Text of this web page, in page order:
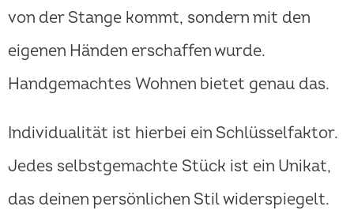
von der Stange kommt, sondern mit den
eigenen Händen erschaffen wurde.
Handgemachtes Wohnen bietet genau das.
Individualität ist hierbei ein Schlüsselfaktor.
Jedes selbstgemachte Stück ist ein Unikat,
das deinen persönlichen Stil widerspiegelt.